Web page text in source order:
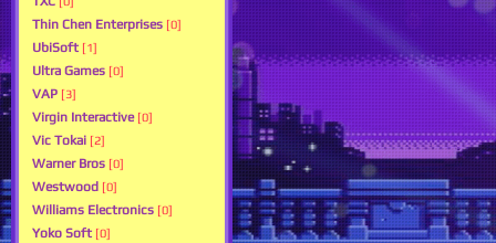
Thin Chen Enterprises [0]
UbiSoft [1]
Ultra Games [0]
VAP [3]
Virgin Interactive [0]
Vic Tokai [2]
Warner Bros [0]
Westwood [0]
Williams Electronics [0]
Yoko Soft [0]